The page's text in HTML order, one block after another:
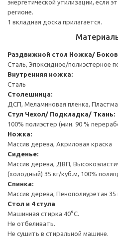
энергетической утилизации, если
регионе.
1 вкладная доска прилагается.
Раздвижной стол Ножка/
Сталь, Эпоксидное/полиэстерное
Внутренняя ножка:
Сталь
Столешница:
ДСП, Меламиновая пленка,
Стул Чехол/ Подкладка/ Ткань:
100% полиэстер (мин. 90 %
Ножка:
Массив дерева, Акриловая краска
Сиденье:
Массив дерева, ДВП,
(холодный) 35 кг/куб.м, 100%
Спинка:
Массив дерева, Пенополиуретан 35
Стол и 4 стула
Машинная стирка 40°С.
Не отбеливать.
Не сушить в стиральной машине.